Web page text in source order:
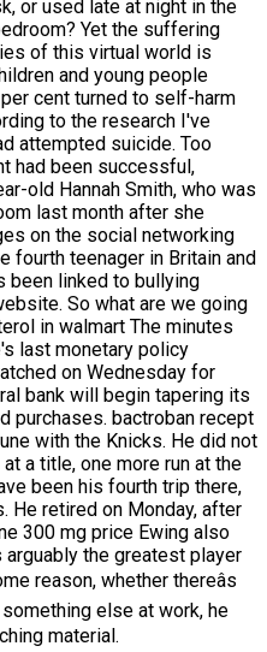
or used late at night in the
Yet the suffering
of this virtual world is
and young people
cent turned to self-harm
to the research I've
attempted suicide. Too
had been successful,
old Hannah Smith, who was
last month after she
on the social networking
fourth teenager in Britain and
been linked to bullying
So what are we going
in walmart The minutes
last monetary policy
on Wednesday for
bank will begin tapering its
purchases. bactroban recept
with the Knicks. He did not
a title, one more run at the
been his fourth trip there,
He retired on Monday, after
300 mg price Ewing also
the greatest player
reason, whether thereâs
else at work, he
material.